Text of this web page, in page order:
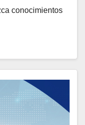
conocimientos